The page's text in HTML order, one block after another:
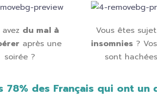
du mal à
après une
soirée ?
Vous êtes
insomnies?
sont
des Français qui ont un